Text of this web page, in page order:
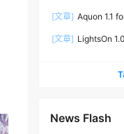
[文章] Aquon 1.1
[文章] LightsOn
News Flash